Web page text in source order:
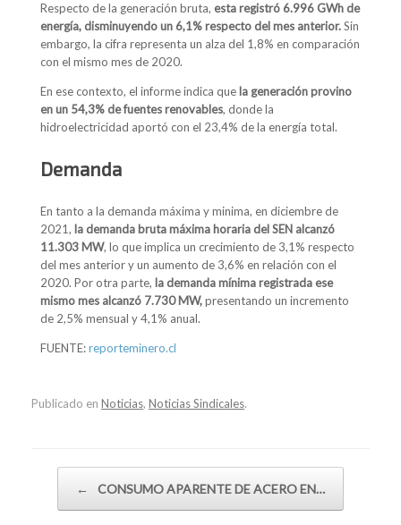
Respecto de la generación bruta, esta registró 6.996 GWh de
energía, disminuyendo un 6,1% respecto del mes anterior.Sin
embargo, la cifra representa un alza del 1,8% en comparación
con el mismo mes de 2020.
En ese contexto, el informe indica quela generación provino
en un 54,3% de fuentes renovables, donde la
hidroelectricidad aportó con el 23,4% de la energía total.
Demanda
En tanto a la demanda máxima y minima, en diciembre de
2021, la demanda bruta máxima horaria del SEN alcanzó
11.303 MW, lo que implica un crecimiento de 3,1% respecto
del mes anterior y un aumento de 3,6% en relación con el
2020. Por otra parte, la demanda mínima registrada ese
mismo mes alcanzó 7.730 MW,presentando un incremento
de 2,5% mensual y 4,1% anual.
FUENTE:reporteminero.cl
Publicado en Noticias, Noticias Sindicales.
← CONSUMO APARENTE DE ACERO EN…